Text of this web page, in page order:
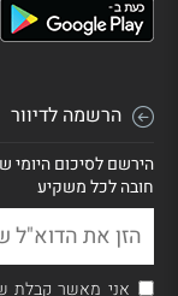
הרשמה לדיוור
הירשם לסיכום היומי
חובה לכל משקיע
אני מאשר קבלת